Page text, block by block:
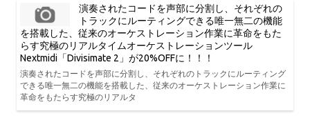
演奏されたコードを声部に分割し、それぞれの
トラックにルーティングできる唯一無二の機能
を搭載した、従来のオーケストレーション作業に革命をもた
らす究極のリアルタイムオーケストレーションツール
Nextmidi「Divisimate 2」が20%OFFに！！！
演奏されたコードを声部に分割し、それぞれのトラックにルーティング
できる唯一無二の機能を搭載した、従来のオーケストレーション作業に
革命をもたらす究極のリアルタ